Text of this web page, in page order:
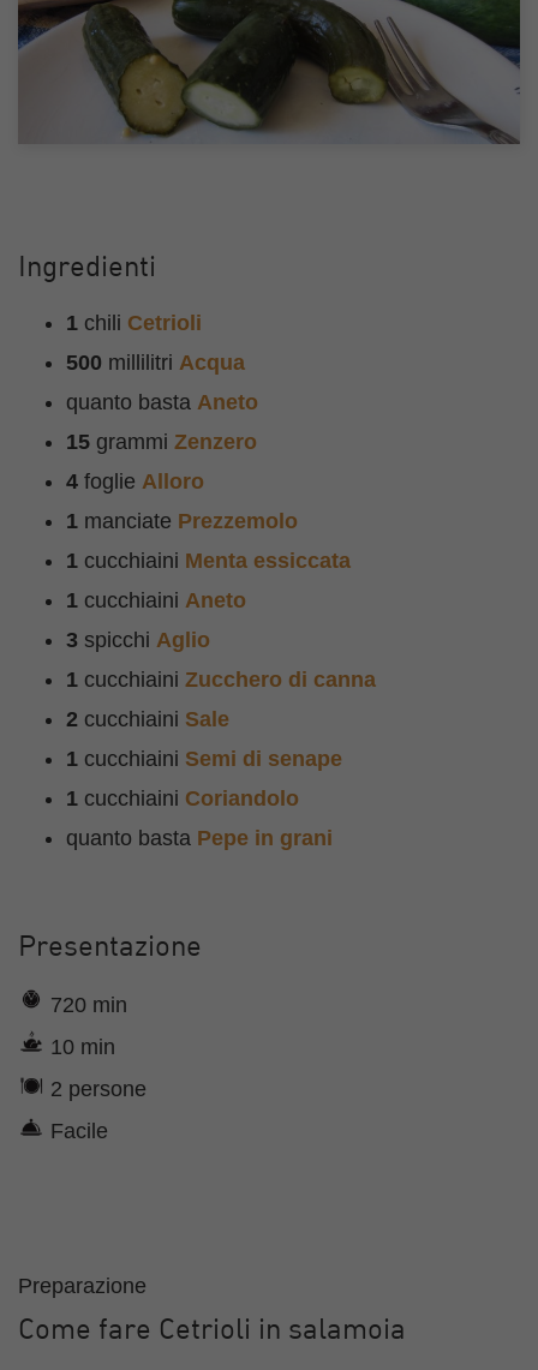
Ingredienti
1 chili Cetrioli
500 millilitri Acqua
quanto basta Aneto
15 grammi Zenzero
4 foglie Alloro
1 manciate Prezzemolo
1 cucchiaini Menta essiccata
1 cucchiaini Aneto
3 spicchi Aglio
1 cucchiaini Zucchero di canna
2 cucchiaini Sale
1 cucchiaini Semi di senape
1 cucchiaini Coriandolo
quanto basta Pepe in grani
Presentazione
720 min
10 min
2 persone
Facile
Preparazione
Come fare Cetrioli in salamoia